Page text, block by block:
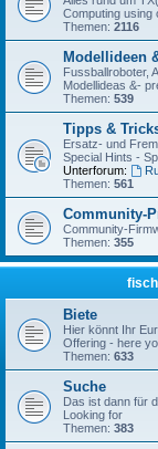
Computing using
Themen: 2116
Modellideen
Fussballroboter,
Modellideas &-
Themen: 539
Tipps &
Ersatz- und
Special Hints -
Unterforum:
Themen: 561
Community-
Community-
Themen: 355
Biete
Hier könnt Ihr
Offering - here
Themen: 633
Suche
Das ist dann für
Looking for
Themen: 383